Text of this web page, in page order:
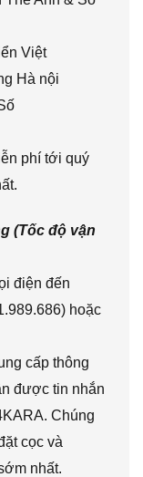
Việt
Hà nội
phí tới quý
(Tốc độ vận
điện đến
hoặc
cấp thông
được tin nhắn
Chúng
cọc và
nhất.